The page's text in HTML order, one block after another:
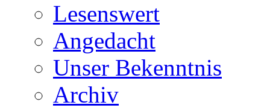
Lesenswert
Angedacht
Unser Bekenntnis
Archiv